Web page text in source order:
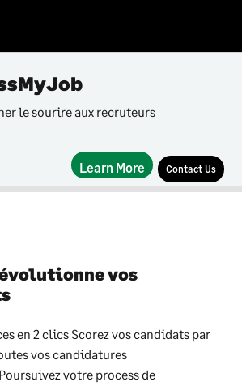
le sourire aux recruteurs
Learn More Contact Us
vos
en 2 clics Scorez vos candidats par
vos candidatures
votre process de